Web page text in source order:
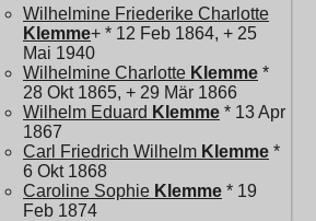
Wilhelmine Friederike Charlotte
Klemme+ * 12 Feb 1864, + 25
Mai 1940
Wilhelmine Charlotte Klemme *
28 Okt 1865, + 29 Mär 1866
Wilhelm Eduard Klemme * 13 Apr
1867
Carl Friedrich Wilhelm Klemme *
6 Okt 1868
Caroline Sophie Klemme * 19
Feb 1874